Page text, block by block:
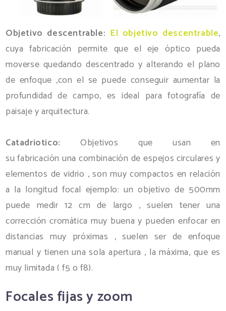
Objetivo descentrable: El objetivo descentrable,
cuyafabricación permite que el eje óptico pueda
moverse quedando descentrado y alterando el plano
de enfoque ,con el se puede conseguir aumentar la
profundidad de campo, es ideal para fotografía de
paisaje y arquitectura.
Catadriotico: Objetivos que usan en
sufabricaciónuna combinación de espejos circulares y
elementos de vidrio , son muy compactos en relación
a la longitud focal ejemplo: un objetivo de 500mm
puede medir 12 cm de largo , suelen tener una
corrección cromática muy buena y pueden enfocar en
distancias muy próximas , suelen ser de enfoque
manual y tienen una sola apertura , la máxima, que es
muy limitada ( f5 o f8).
Focales fijas y zoom